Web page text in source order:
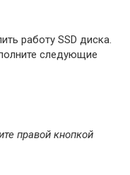
работу SSD диска.
следующие
правой кнопкой